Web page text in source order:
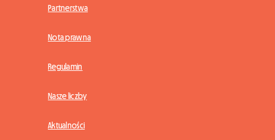
Partnerstwa
Nota prawna
Regulamin
Nasze liczby
Aktualności